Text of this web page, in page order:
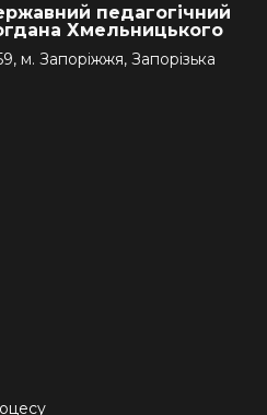
педагогічний
Хмельницького
м. Запоріжжя, Запорізька